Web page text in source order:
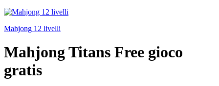
Mahjong 12 livelli
Mahjong Titans Free gioco
gratis